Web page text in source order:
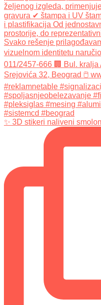
✨ 3D stikeri naliveni